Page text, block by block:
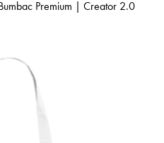
Premium | Creator 2.0